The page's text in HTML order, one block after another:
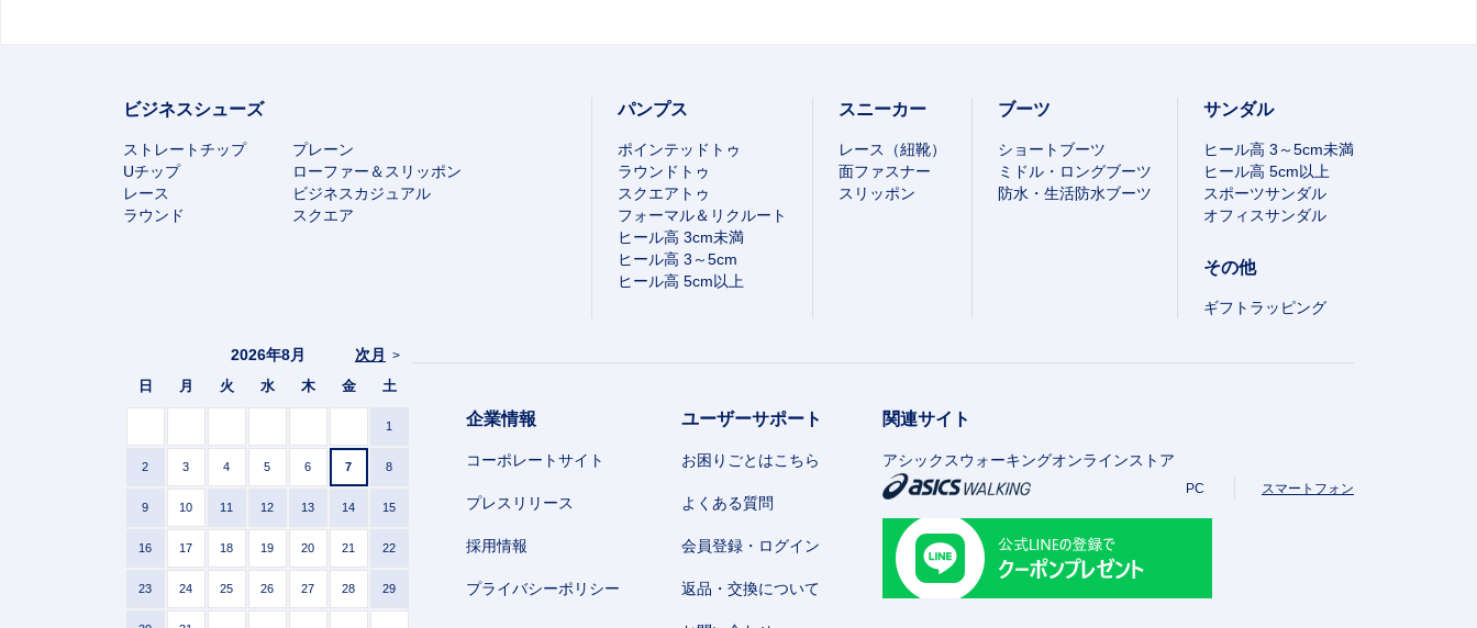
ビジネスシューズ
ストレートチップ
プレーン
Uチップ
ローファー＆スリッポン
レース
ビジネスカジュアル
ラウンド
スクエア
パンプス
ポインテッドトゥ
ラウンドトゥ
スクエアトゥ
フォーマル＆リクルート
ヒール高 3cm未満
ヒール高 3～5cm
ヒール高 5cm以上
スニーカー
レース（紐靴）
面ファスナー
スリッポン
ブーツ
ショートブーツ
ミドル・ロングブーツ
防水・生活防水ブーツ
サンダル
ヒール高 3～5cm未満
ヒール高 5cm以上
スポーツサンダル
オフィスサンダル
その他
ギフトラッピング
次月 >
2026年8月
日 月 火 水 木 金 土
1
2 3 4 5 6 7 8
9 10 11 12 13 14 15
16 17 18 19 20 21 22
23 24 25 26 27 28 29
企業情報
コーポレートサイト
プレスリリース
採用情報
プライバシーポリシー
ユーザーサポート
お困りごとはこちら
よくある質問
会員登録・ログイン
返品・交換について
関連サイト
アシックスウォーキングオンラインストア
PC スマートフォン